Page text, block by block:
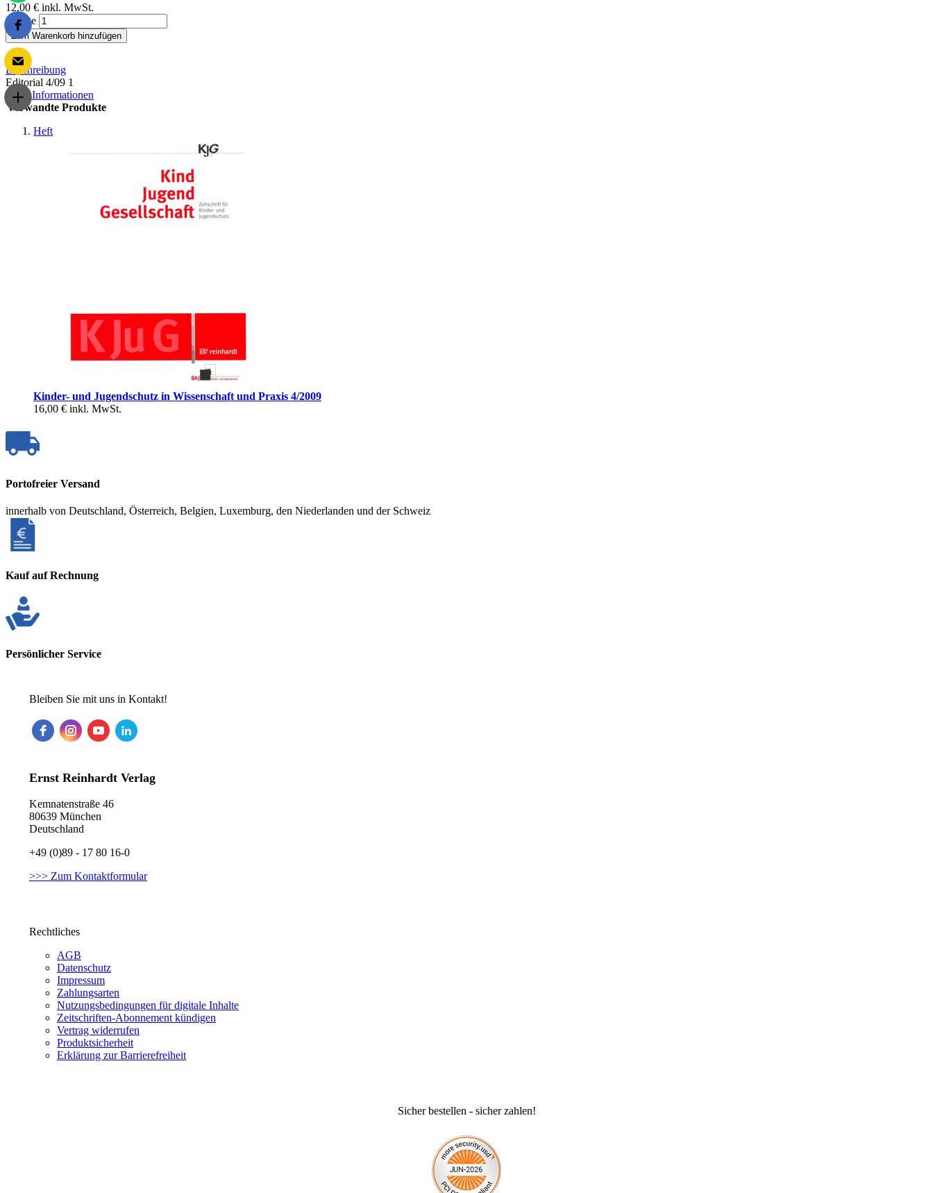
12,00 € inkl. MwSt.
Menge
Zum Warenkorb hinzufügen
Beschreibung
Editorial 4/09 1
Mehr Informationen
Verwandte Produkte
Heft
Kinder- und Jugendschutz in Wissenschaft und Praxis 4/2009
16,00 € inkl. MwSt.
Portofreier Versand
innerhalb von Deutschland, Österreich, Belgien, Luxemburg, den Niederlanden und der Schweiz
Kauf auf Rechnung
Persönlicher Service
Bleiben Sie mit uns in Kontakt!
Ernst Reinhardt Verlag
Kemnatenstraße 46
80639 München
Deutschland
+49 (0)89 - 17 80 16-0
>>> Zum Kontaktformular
Rechtliches
AGB
Datenschutz
Impressum
Zahlungsarten
Nutzungsbedingungen für digitale Inhalte
Zeitschriften-Abonnement kündigen
Vertrag widerrufen
Produktsicherheit
Erklärung zur Barrierefreiheit
Sicher bestellen - sicher zahlen!